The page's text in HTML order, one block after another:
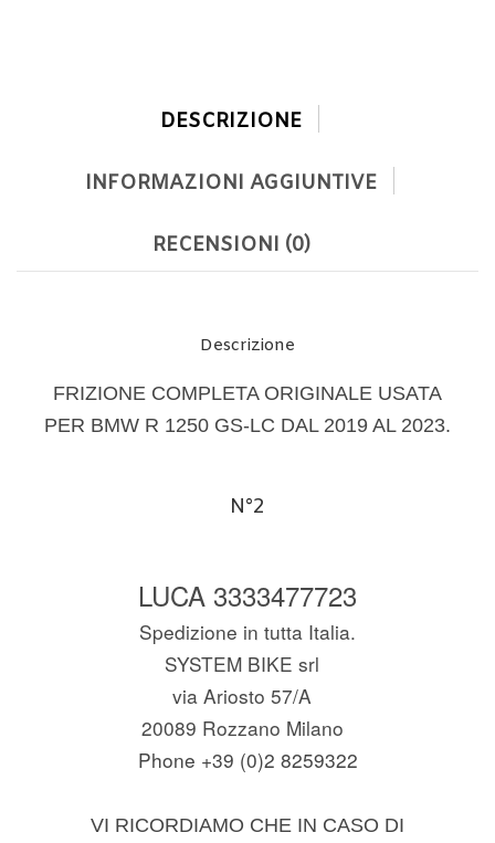
DESCRIZIONE
INFORMAZIONI AGGIUNTIVE
RECENSIONI (0)
Descrizione
FRIZIONE COMPLETA ORIGINALE USATA
PER BMW R 1250 GS-LC DAL 2019 AL 2023.
N°2
LUCA 3333477723
Spedizione in tutta Italia.
SYSTEM BIKE srl
via Ariosto 57/A
20089 Rozzano Milano
Phone +39 (0)2 8259322
VI RICORDIAMO CHE IN CASO DI